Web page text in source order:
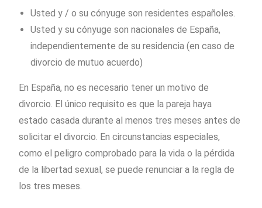
Usted y / o su cónyuge son residentes españoles.
Usted y su cónyuge son nacionales de España,
independientemente de su residencia (en caso de
divorcio de mutuo acuerdo)
En España, no es necesario tener un motivo de
divorcio. El único requisito es que la pareja haya
estado casada durante al menos tres meses antes de
solicitar el divorcio. En circunstancias especiales,
como el peligro comprobado para la vida o la pérdida
de la libertad sexual, se puede renunciar a la regla de
los tres meses.